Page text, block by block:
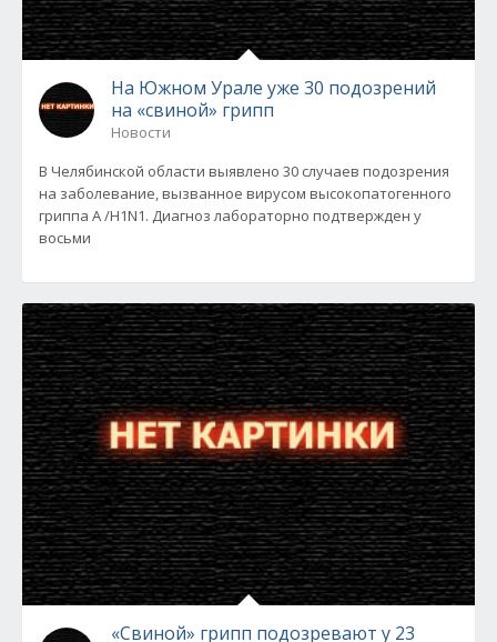
На Южном Урале уже 30 подозрений
на «свиной» грипп
Новости
В Челябинской области выявлено 30 случаев подозрения
на заболевание, вызванное вирусом высокопатогенного
гриппа А /H1N1. Диагноз лабораторно подтвержден у
восьми
«Свиной» грипп подозревают у 23